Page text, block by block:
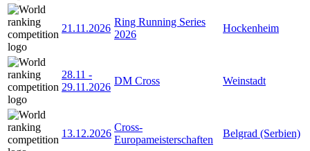
21.11.2026
Ring Running Series
2026
Hockenheim
28.11 -
29.11.2026
DM Cross Weinstadt
13.12.2026
Cross-
Europameisterschaften
Belgrad (Serbien)